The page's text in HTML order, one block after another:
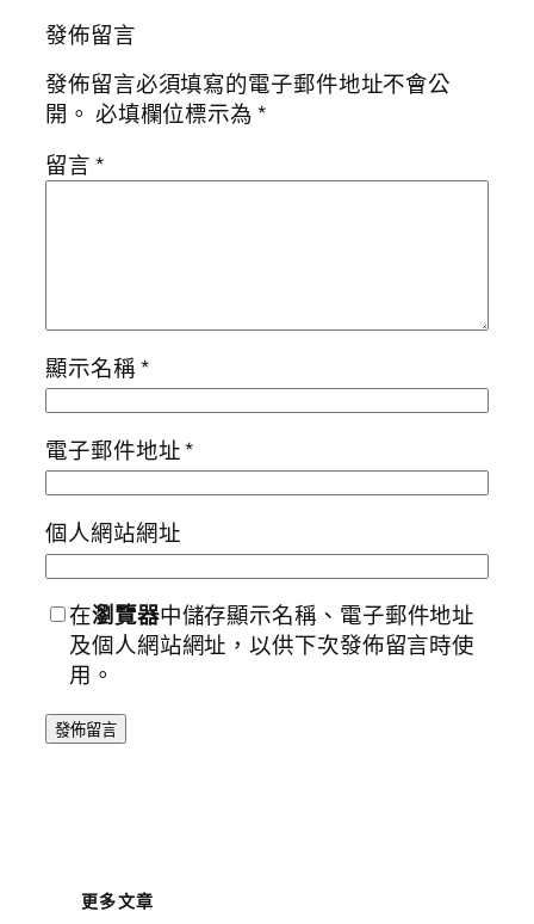
發佈留言
發佈留言必須填寫的電子郵件地址不會公
開。 必填欄位標示為*
留言*
顯示名稱*
電子郵件地址*
個人網站網址
在瀏覽器中儲存顯示名稱、電子郵件地址
及個人網站網址，以供下次發佈留言時使
用。
更多文章